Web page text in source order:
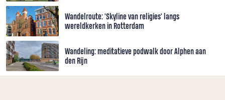
Wandelroute: 'Skyline van religies' langs
wereldkerken in Rotterdam
Wandeling: meditatieve podwalk door Alphen aan
den Rijn